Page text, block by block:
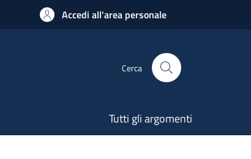
Accedi all'area personale
Cerca
Tutti gli argomenti